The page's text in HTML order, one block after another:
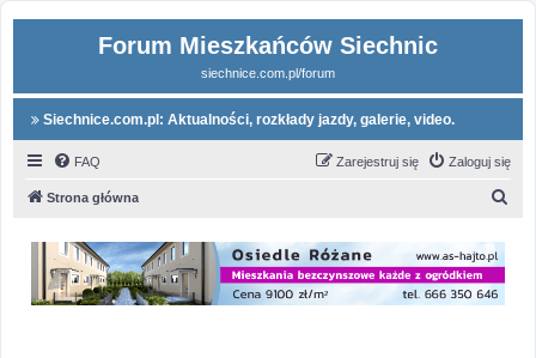
Forum Mieszkańców Siechnic
siechnice.com.pl/forum
Siechnice.com.pl: Aktualności, rozkłady jazdy, galerie, video.
FAQ Zaloguj się
Zarejestruj się
Strona główna